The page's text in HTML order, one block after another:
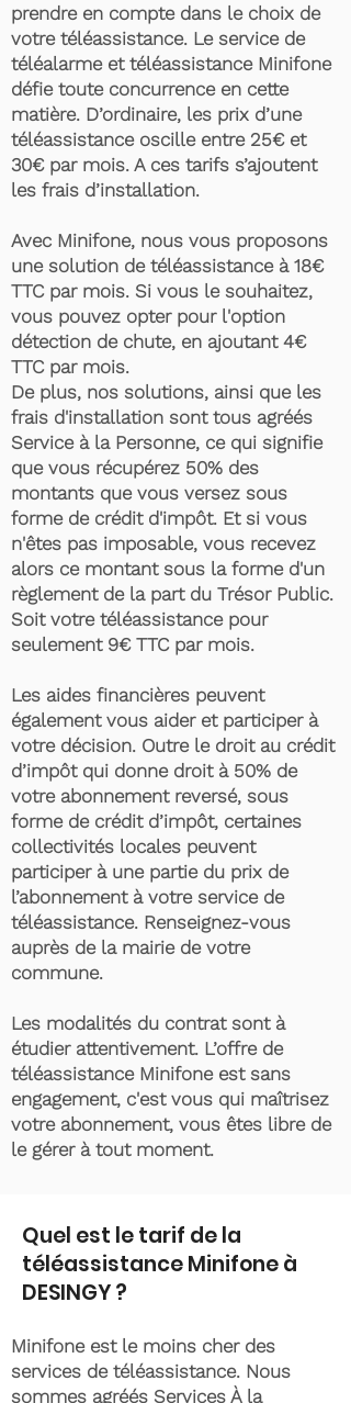
prendre en compte dans le choix de
votre téléassistance. Le service de
téléalarme et téléassistance Minifone
défie toute concurrence en cette
matière. D’ordinaire, les prix d’une
téléassistance oscille entre 25€ et
30€ par mois. A ces tarifs s’ajoutent
les frais d’installation.
Avec Minifone, nous vous proposons
une solution de téléassistance à 18€
TTC par mois. Si vous le souhaitez,
vous pouvez opter pour l'option
détection de chute, en ajoutant 4€
TTC par mois.
De plus, nos solutions, ainsi que les
frais d'installation sont tous agréés
Service à la Personne, ce qui signifie
que vous récupérez 50% des
montants que vous versez sous
forme de crédit d'impôt. Et si vous
n'êtes pas imposable, vous recevez
alors ce montant sous la forme d'un
règlement de la part du Trésor Public.
Soit votre téléassistance pour
seulement 9€ TTC par mois.
Les aides financières peuvent
également vous aider et participer à
votre décision. Outre le droit au crédit
d’impôt qui donne droit à 50% de
votre abonnement reversé, sous
forme de crédit d’impôt, certaines
collectivités locales peuvent
participer à une partie du prix de
l’abonnement à votre service de
téléassistance. Renseignez-vous
auprès de la mairie de votre
commune.
Les modalités du contrat sont à
étudier attentivement. L’offre de
téléassistance Minifone est sans
engagement, c'est vous qui maîtrisez
votre abonnement, vous êtes libre de
le gérer à tout moment.
Quel est le tarif de la
téléassistance Minifone à
DESINGY ?
Minifone est le moins cher des
services de téléassistance. Nous
sommes agréés Services À la